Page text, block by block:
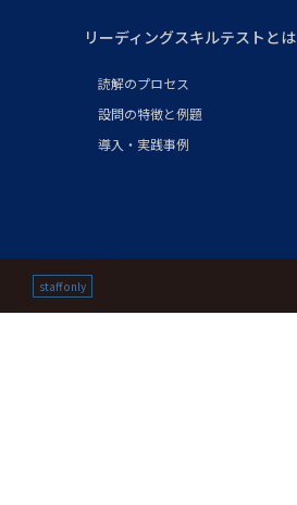
リーディングスキルテストとは
読解のプロセス
設問の特徴と例題
導入・実践事例
staff only